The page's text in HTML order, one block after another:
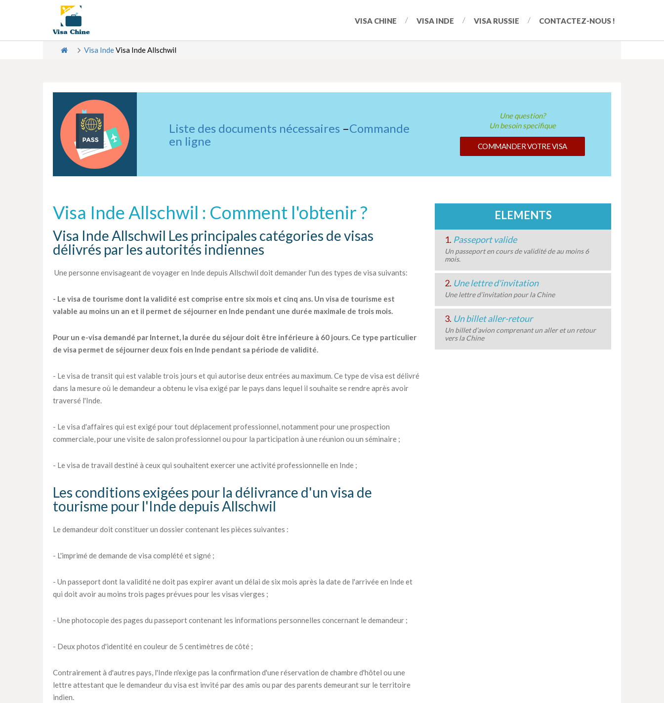
VISA CHINE VISA INDE VISA RUSSIE CONTACTEZ-NOUS !
Visa IndeVisa Inde Allschwil
Liste des documents nécessaires –Commande
en ligne
Une question?
Un besoin specifique
COMMANDER VOTRE VISA
Visa Inde Allschwil : Comment l'obtenir ?
Visa Inde Allschwil Les principales catégories de visas
délivrés par les autorités indiennes
Une personne envisageant de voyager en Inde depuis Allschwil doit demander l'un des types de visa suivants:
- Le visa de tourisme dont la validité est comprise entre six mois et cinq ans. Un visa de tourisme est
valable au moins un an et il permet de séjourner en Inde pendant une durée maximale de trois mois.
Pour un e-visa demandé par Internet, la durée du séjour doit être inférieure à 60 jours. Ce type particulier
de visa permet de séjourner deux fois en Inde pendant sa période de validité.
- Le visa de transit qui est valable trois jours et qui autorise deux entrées au maximum. Ce type de visa est délivré
dans la mesure où le demandeur a obtenu le visa exigé par le pays dans lequel il souhaite se rendre après avoir
traversé l'Inde.
- Le visa d'affaires qui est exigé pour tout déplacement professionnel, notamment pour une prospection
commerciale, pour une visite de salon professionnel ou pour la participation à une réunion ou un séminaire ;
- Le visa de travail destiné à ceux qui souhaitent exercer une activité professionnelle en Inde ;
Les conditions exigées pour la délivrance d'un visa de
tourisme pour l'Inde depuis Allschwil
Le demandeur doit constituer un dossier contenant les pièces suivantes :
- L'imprimé de demande de visa complété et signé ;
- Un passeport dont la validité ne doit pas expirer avant un délai de six mois après la date de l'arrivée en Inde et
qui doit avoir au moins trois pages prévues pour les visas vierges ;
- Une photocopie des pages du passeport contenant les informations personnelles concernant le demandeur ;
- Deux photos d'identité en couleur de 5 centimètres de côté ;
Contrairement à d'autres pays, l'Inde n'exige pas la confirmation d'une réservation de chambre d'hôtel ou une
lettre attestant que le demandeur du visa est invité par des amis ou par des parents demeurant sur le territoire
indien.
ELEMENTS
1. Passeport valide
Un passeport en cours de validité de au moins 6
mois.
2. Une lettre d'invitation
Une lettre d’invitation pour la Chine
3. Un billet aller-retour
Un billet d’avion comprenant un aller et un retour
vers la Chine